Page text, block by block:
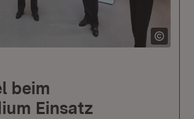
beim
Einsatz